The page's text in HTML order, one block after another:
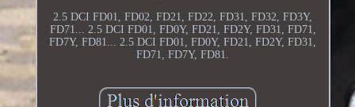
2.5 DCI FD01, FD02, FD21, FD22, FD31, FD32, FD3Y,
FD71... 2.5 DCI FD01, FD0Y, FD21, FD2Y, FD31, FD71,
FD7Y, FD81... 2.5 DCI FD01, FD0Y, FD21, FD2Y, FD31,
FD71, FD7Y, FD81.